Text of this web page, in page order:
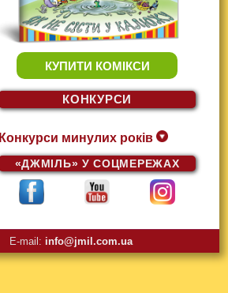
КУПИТИ КОМІКСИ
КОНКУРСИ
Конкурси минулих років
«ДЖМІЛЬ» У СОЦМЕРЕЖАХ
E-mail: info@jmil.com.ua